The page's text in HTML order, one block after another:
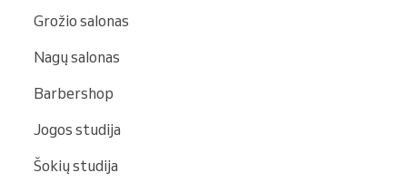
Grožio salonas
Nagų salonas
Barbershop
Jogos studija
Šokių studija